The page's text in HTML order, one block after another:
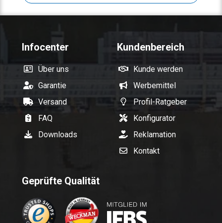
Infocenter
Über uns
Garantie
Versand
FAQ
Downloads
Kundenbereich
Kunde werden
Werbemittel
Profil-Ratgeber
Konfigurator
Reklamation
Kontakt
Geprüfte Qualität